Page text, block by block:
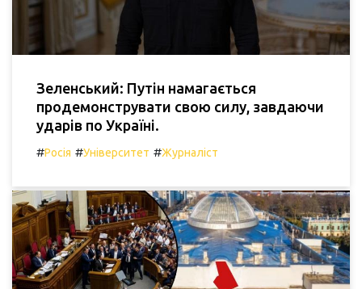
Зеленський: Путін намагається
продемонструвати свою силу, завдаючи
ударів по Україні.
#Росія #Університет #Журналіст